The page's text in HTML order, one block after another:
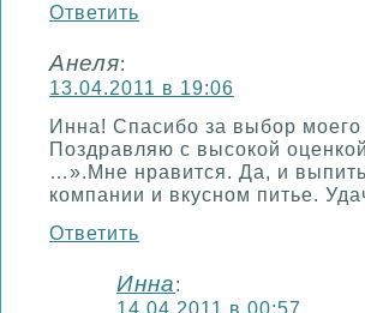
Ответить
Анеля:
13.04.2011 в 19:06
Инна! Спасибо за выбор моего
Поздравляю с высокой
…».Мне нравится. Да, и
компании и вкусном питье.
Ответить
Инна:
14.04.2011 в 00:57